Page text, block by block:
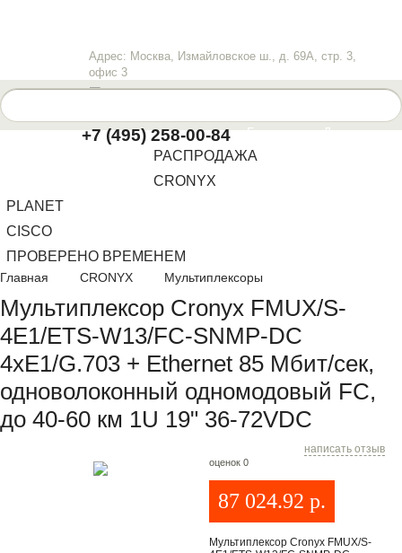
Адрес: Москва, Измайловское ш., д. 69А, стр. 3,
офис 3
+7 (495) 258-00-84 Главная
Доставка
РАСПРОДАЖА
CRONYX
PLANET
CISCO
ПРОВЕРЕНО ВРЕМЕНЕМ
Главная CRONYX Мультиплексоры
Мультиплексор Cronyx FMUX/S-
4E1/ETS-W13/FC-SNMP-DC
4xE1/G.703 + Ethernet 85 Мбит/сек,
одноволоконный одномодовый FC,
до 40-60 км 1U 19" 36-72VDC
оценок 0
написать отзыв
87 024.92 р.
Мультиплексор Cronyx FMUX/S-